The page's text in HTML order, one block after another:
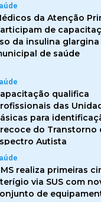
da Atenção
de
da insulina
de saúde
qualifica
das
para
do Transtorno
Autista
realiza primeiras
via SUS com
de